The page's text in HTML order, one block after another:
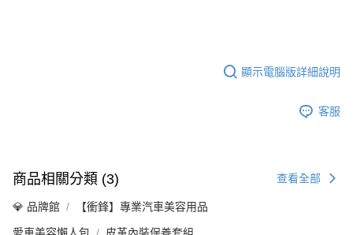
顯示電腦版詳細說明
客服
商品相關分類 (3) 查看全部
💎 品牌館 【衝鋒】專業汽車美容用品